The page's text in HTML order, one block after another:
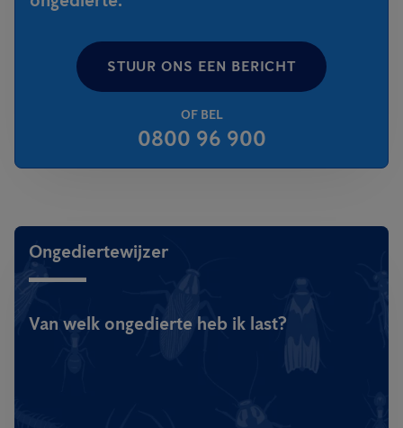
STUUR ONS EEN BERICHT
OF BEL
0800 96 900
Ongediertewijzer
Van welk ongedierte heb ik last?